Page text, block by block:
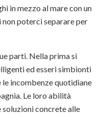
in mezzo al mare con un
non poterci separare per
parti. Nella prima si
ed esseri simbionti
incombenze quotidiane
Le loro abilità
concrete alle